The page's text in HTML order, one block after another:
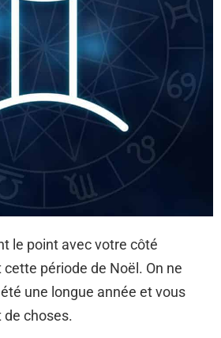
le point avec votre côté
période de Noël. On ne
une longue année et vous
choses.